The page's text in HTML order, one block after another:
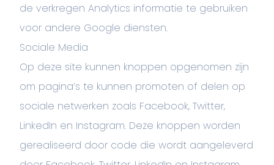
de verkregen Analytics informatie te gebruiken
voor andere Google diensten.
Sociale Media
Op deze site kunnen knoppen opgenomen zijn
om pagina’s te kunnen promoten of delen op
sociale netwerken zoals Facebook, Twitter,
LinkedIn en Instagram. Deze knoppen worden
gerealiseerd door code die wordt aangeleverd